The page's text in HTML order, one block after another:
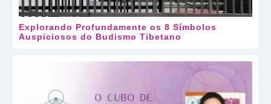
Explorando Profundamente os 8 Símbolos
Auspiciosos do Budismo Tibetano